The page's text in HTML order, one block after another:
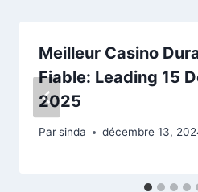
Meilleur Casino
Fiable: Leading 15
2025
Parsinda décembre 13,